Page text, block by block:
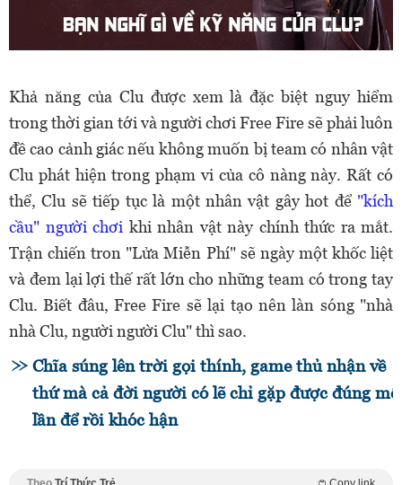
Khả năng của Clu được xem là đặc biệt nguy hiểm
trong thời gian tới và người chơi Free Fire sẽ phải luôn
đề cao cảnh giác nếu không muốn bị team có nhân vật
Clu phát hiện trong phạm vi của cô nàng này. Rất có
thể, Clu sẽ tiếp tục là một nhân vật gây hot để "kích
cầu" người chơi khi nhân vật này chính thức ra mắt.
Trận chiến tron "Lửa Miễn Phí" sẽ ngày một khốc liệt
và đem lại lợi thế rất lớn cho những team có trong tay
Clu. Biết đâu, Free Fire sẽ lại tạo nên làn sóng "nhà
nhà Clu, người người Clu" thì sao.
Chĩa súng lên trời gọi thính, game thủ nhận về
thứ mà cả đời người có lẽ chỉ gặp được đúng
lần để rồi khóc hận